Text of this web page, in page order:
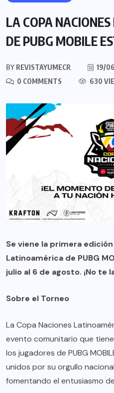
LA COPA
DE PUBG MOBILE
BY REVISTAYUMECR
19/
0 COMMENTS
630
Se viene la primera
Latinoamérica de PUBG
julio al 6 de agosto. ¡No te
Sobre el Torneo
La Copa Naciones
evento comunitario que
los jugadores de PUBG
unidos por su orgullo
fomentando el entusiasmo